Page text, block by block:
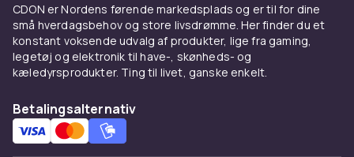
CDON er Nordens førende markedsplads og er til for dine
små hverdagsbehov og store livsdrømme. Her finder du et
konstant voksende udvalg af produkter, lige fra gaming,
legetøj og elektronik til have-, skønheds- og
kæledyrsprodukter. Ting til livet, ganske enkelt.
Betalingsalternativ